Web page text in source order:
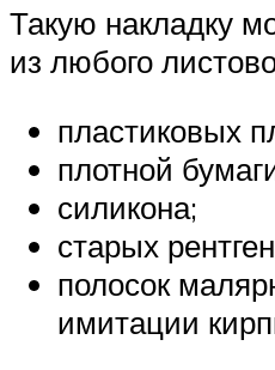
Такую накладку
из любого
пластиковых
плотной
силикона;
старых
полосок
имитации